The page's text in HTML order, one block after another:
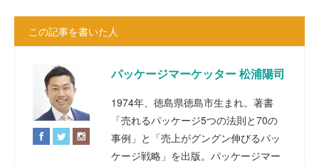
この記事を書いた人
パッケージマーケッター 松浦陽司
1974年、徳島県徳島市生まれ。著書
「売れるパッケージ5つの法則と70の
事例」と「売上がグングン伸びるパッ
ケージ戦略」を出版。パッケージマー